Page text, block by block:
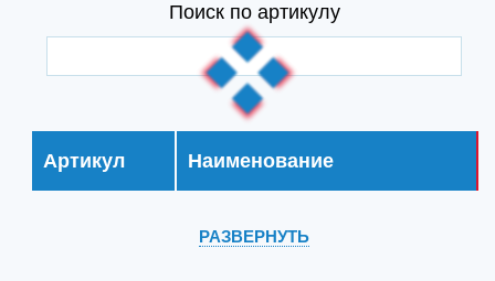
Поиск по артикулу
Артикул Наименование
РАЗВЕРНУТЬ